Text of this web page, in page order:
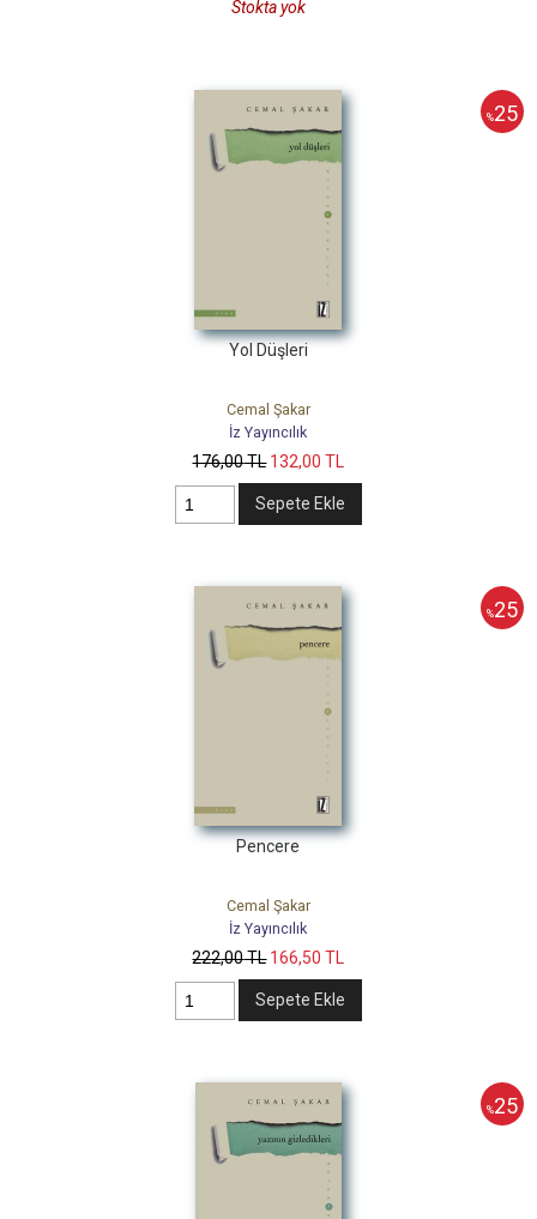
Stokta yok
%25
Yol Düşleri
Cemal Şakar
İz Yayıncılık
176,00TL 132,00 TL
Sepete Ekle
%25
Pencere
Cemal Şakar
İz Yayıncılık
222,00TL 166,50 TL
Sepete Ekle
%25